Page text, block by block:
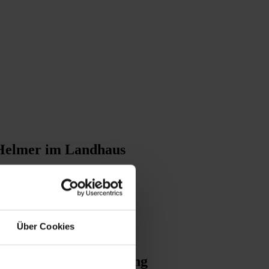
Über Cookies
im Landhaus
NÖ Landesverwaltung